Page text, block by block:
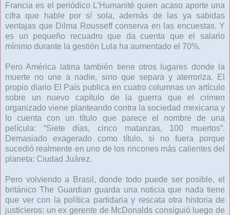
Francia es el periódico L’Humanité quien acaso aporte una
cifra que hable por sí sola, además de las ya sabidas
ventajas que Dilma Rousseff conserva en las encuestas. Y
es un pequeño recuadro que da cuenta que el salario
mínimo durante la gestión Lula ha aumentado el 70%.
Pero América latina también tiene otros lugares donde la
muerte no une a nadie, sino que separa y aterroriza. El
propio diario El País publica en cuatro columnas un artículo
sobre un nuevo capítulo de la guerra que el crimen
organizado viene planteando contra la sociedad mexicana y
lo cuenta con un título que parece el nombre de una
película: “Siete días, cinco matanzas, 100 muertos”.
Demasiado exagerado como título, si no fuera porque
sucedió realmente en uno de los rincones más calientes del
planeta: Ciudad Juárez.
Pero volviendo a Brasil, donde todo puede ser posible, el
británico The Guardian guarda una noticia que nada tiene
que ver con la política partidaria y rescata otra historia de
justicieros: un ex gerente de McDonalds consiguió luego de